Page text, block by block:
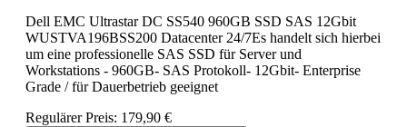
Dell EMC Ultrastar DC SS540 960GB SSD SAS 12Gbit
WUSTVA196BSS200 Datacenter 24/7Es handelt sich hierbei
um eine professionelle SAS SSD für Server und
Workstations - 960GB- SAS Protokoll- 12Gbit- Enterprise
Grade / für Dauerbetrieb geeignet
Regulärer Preis: 179,90 €